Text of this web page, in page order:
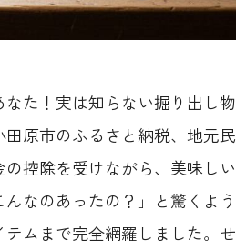
た！実は知らない掘り出し
原市のふるさと納税、地元
控除を受けながら、美味し
なのあったの？」と驚くよ
ムまで完全網羅しました。